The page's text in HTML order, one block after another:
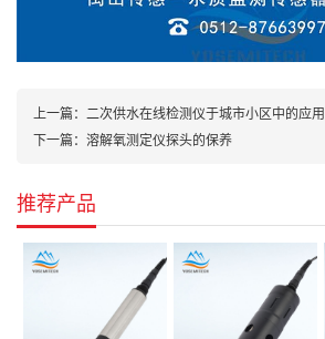
上一篇： 二次供水在线检测仪于城市小区中的应用
下一篇： 溶解氧测定仪探头的保养
推荐产品